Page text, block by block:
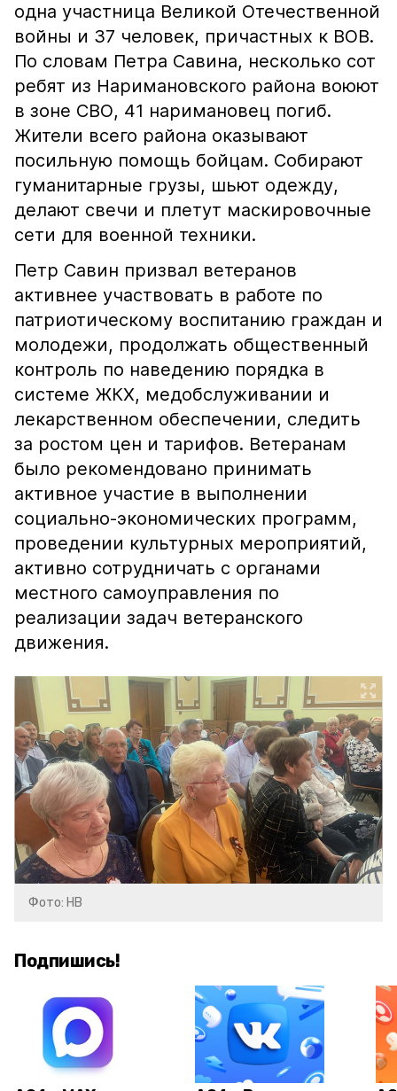
одна участница Великой Отечественной
войны и 37 человек, причастных к ВОВ.
По словам Петра Савина, несколько сот
ребят из Наримановского района воюют
в зоне СВО, 41 наримановец погиб.
Жители всего района оказывают
посильную помощь бойцам. Собирают
гуманитарные грузы, шьют одежду,
делают свечи и плетут маскировочные
сети для военной техники.
Петр Савин призвал ветеранов
активнее участвовать в работе по
патриотическому воспитанию граждан и
молодежи, продолжать общественный
контроль по наведению порядка в
системе ЖКХ, медобслуживании и
лекарственном обеспечении, следить
за ростом цен и тарифов. Ветеранам
было рекомендовано принимать
активное участие в выполнении
социально-экономических программ,
проведении культурных мероприятий,
активно сотрудничать с органами
местного самоуправления по
реализации задач ветеранского
движения.
Фото: НВ
Подпишись!